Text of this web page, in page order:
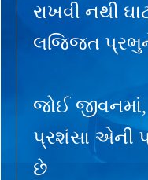
રાખવી નથી
લજ્જિત
જોઈ જીવનમાં,
પ્રશંસા એની
છે